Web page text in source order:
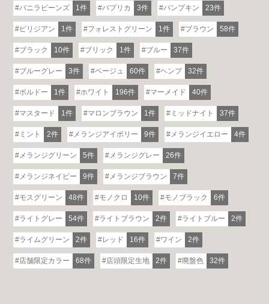
バニラビーンズ 1件 パプリカ 3件 パンプキン 23件
ビリジアン 1件 フォレストグリーン 1件 ブラウン 58件
ブラック 10件 ブリック 1件 ブルー 37件
ブルーグレー 3件 ベージュ 60件 ヘンプ 32件
ボルドー 1件 ホワイト 196件 マーメイド 40件
マスタード 1件 マロンブラウン 1件 ミッドナイト 37件
ミント 2件 メランジアイボリー 9件 メランジイエロー 4件
メランジグリーン 5件 メランジグレー 26件
メランジネイビー 9件 メランジブラウン 7件
モスグリーン 48件 モノクロ 10件 モノブラック 6件
ライトグレー 54件 ライトブラウン 2件 ライトブルー 2件
ライムグリーン 2件 レッド 16件 ワイン 2件
店舗限定カラー 68件 店頭限定生地 2件 廃盤色 32件